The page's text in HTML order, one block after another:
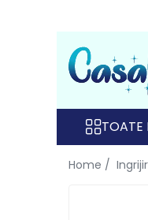
Toate Produsele
Gamma D'ORO
Gamma D'ORO
Gamma D'ORO
Betisoare 120 ml
TOATE
Home /